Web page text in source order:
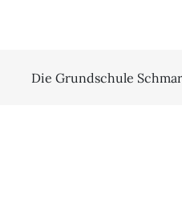
Die Grundschule